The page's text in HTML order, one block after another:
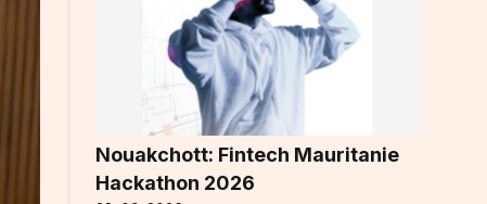
Nouakchott: Fintech Mauritanie
Hackathon 2026